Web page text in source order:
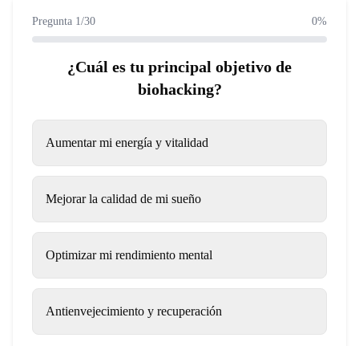
Pregunta 1/30 0%
¿Cuál es tu principal objetivo de
biohacking?
Aumentar mi energía y vitalidad
Mejorar la calidad de mi sueño
Optimizar mi rendimiento mental
Antienvejecimiento y recuperación